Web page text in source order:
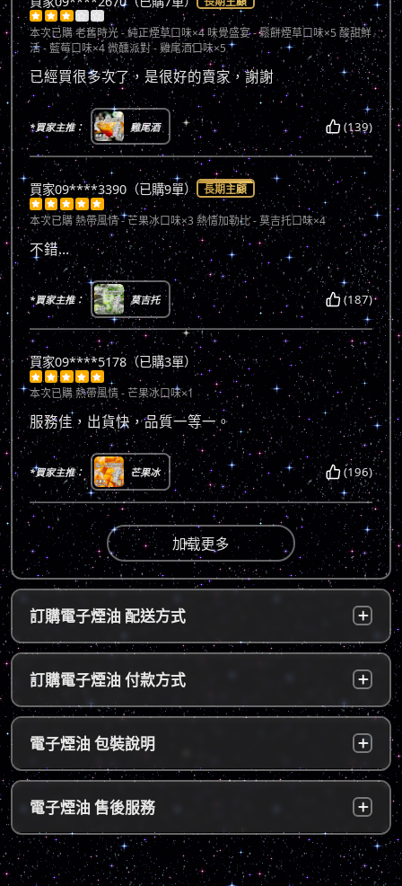
    
本次已購老舊時光 - 純正煙草口味×4 味覺盛宴 - 鬆餅煙草口味×5 酸甜鮮
活 - 藍莓口味×4 微醺派對 - 雞尾酒口味×5
已經買很多次了，是很好的賣家，謝謝
*買家主推： 雞尾酒 (139)
買家09****3390（已購9單） 長期主顧
    
本次已購熱帶風情 - 芒果冰口味×3 熱情加勒比 - 莫吉托口味×4
不錯…
*買家主推： 莫吉托 (187)
買家09****5178（已購3單）
    
本次已購熱帶風情 - 芒果冰口味×1
服務佳，出貨快，品質一等一。
*買家主推： 芒果冰 (196)
加载更多
訂購電子煙油 配送方式
台灣本島：
a. 黑貓宅配：訂單成立後，24小時內寄出，2
～5個工作天內可送達指定地址。
b. 7-11便利店：訂單成立後，24小時內寄出，
2～5個工作天內可送達指定便利店。（ 如遇休
延。遇異常出貨情況，將另外通知您）。
*提示1：線上支付成功並至便利店取貨者須核
對證件，取貨人必須是商品託運單上的收件
人，收件人請勿使用暱稱、假名以免無法順利
取貨。
訂購電子煙油 付款方式
貨到付款：
使用貨到付款方式只需於配達貨物時，將訂單
款項以新台幣現金的方式繳款，即可完成付
款。
超商付款：
訂單送達門市後，會寄送簡訊通知取貨，請至
超商告知門市人員您訂購時所填寫的聯絡電話
後三碼，並付款取貨。
電子煙油 包裝說明
隱密包裝：
由於台灣法律政策原因，包裝上不會註明內容
物，謝謝理解。
電子煙油 售後服務
退換貨原則 包裹拆封請全程錄影，已確保雙方權益。